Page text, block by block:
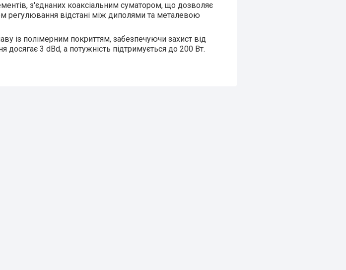
з'єднаних коаксіальним суматором, що дозволяє
регулювання відстані між диполями та металевою
із полімерним покриттям, забезпечуючи захист від
досягає 3 dBd, а потужність підтримується до 200 Вт.